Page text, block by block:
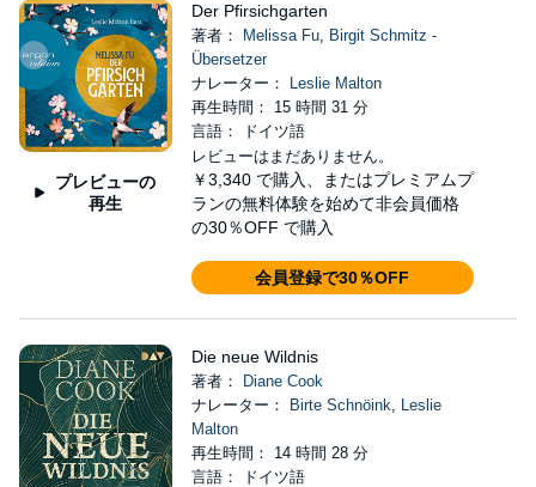
プレビューの
再生
Der Pfirsichgarten
著者： Melissa Fu, Birgit Schmitz -
Übersetzer
ナレーター：
Leslie Malton
再生時間： 15 時間 31 分
言語： ドイツ語
レビューはまだありません。
￥3,340 で購入、またはプレミアムプ
ランの無料体験を始めて非会員価格
の30％OFF で購入
会員登録で30％OFF
Die neue Wildnis
著者：
Diane Cook
ナレーター：
Birte Schnöink, Leslie
Malton
再生時間： 14 時間 28 分
言語： ドイツ語